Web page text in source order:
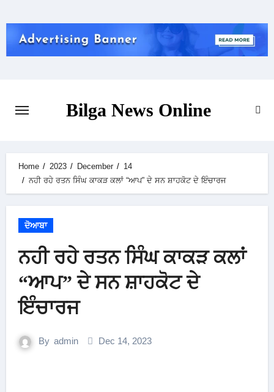
to
content
Bilga News Online
Home 2023 December
14
ਨਹੀ ਰਹੇ ਰਤਨ ਸਿੰਘ ਕਾਕੜ ਕਲਾਂ “ਆਪ” ਦੇ ਸਨ ਸ਼ਾਹਕੋਟ ਦੇ ਇੰਚਾਰਜ
ਦੋਆਬਾ
ਨਹੀ ਰਹੇ ਰਤਨ ਸਿੰਘ ਕਾਕੜ ਕਲਾਂ
“ਆਪ” ਦੇ ਸਨ ਸ਼ਾਹਕੋਟ ਦੇ
ਇੰਚਾਰਜ
By admin Dec 14, 2023